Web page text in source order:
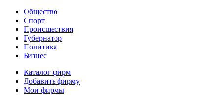
Общество
Спорт
Происшествия
Губернатор
Политика
Бизнес
Каталог фирм
Добавить фирму
Мои фирмы